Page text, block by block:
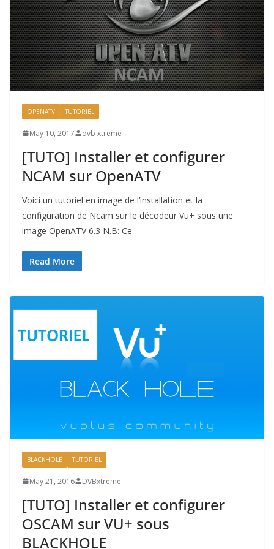
OPENATV TUTORIEL
May 10, 2017 dvb xtreme
[TUTO] Installer et configurer
NCAM sur OpenATV
Voici un tutoriel en image de l’installation et la
configuration de Ncam sur le décodeur Vu+ sous une
image OpenATV 6.3 N.B: Ce
Read More
BLACKHOLE TUTORIEL
May 21, 2016 DVBxtreme
[TUTO] Installer et configurer
OSCAM sur VU+ sous
BLACKHOLE